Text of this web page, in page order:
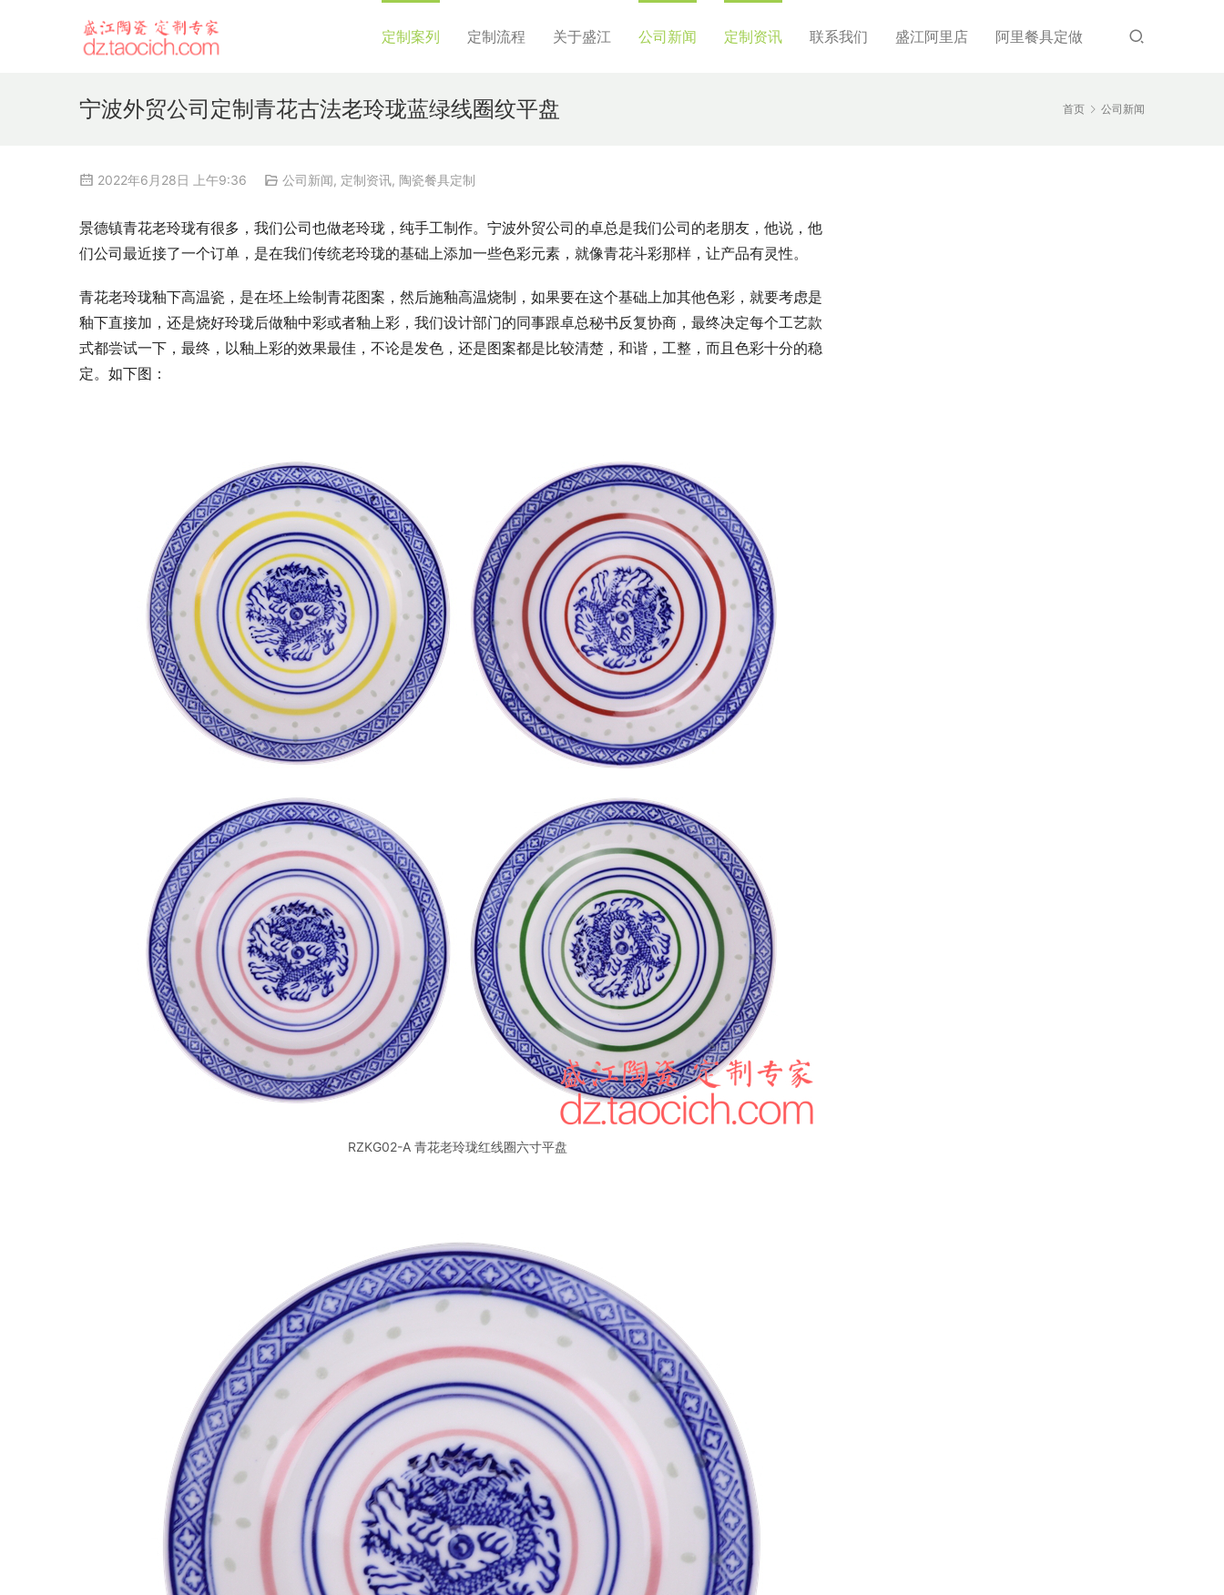
定制案列 定制流程 关于盛江 公司新闻 定制资讯 联系我们 盛江阿里店 阿里餐具定做
首页 公司新闻
宁波外贸公司定制青花古法老玲珑蓝绿线圈纹平盘
2022年6月28日 上午9:36 公司新闻, 定制资讯, 陶瓷餐具定制
景德镇青花老玲珑有很多，我们公司也做老玲珑，纯手工制作。宁波外贸公司的卓总是我们公司的老朋友，他说，他
们公司最近接了一个订单，是在我们传统老玲珑的基础上添加一些色彩元素，就像青花斗彩那样，让产品有灵性。
青花老玲珑釉下高温瓷，是在坯上绘制青花图案，然后施釉高温烧制，如果要在这个基础上加其他色彩，就要考虑是
釉下直接加，还是烧好玲珑后做釉中彩或者釉上彩，我们设计部门的同事跟卓总秘书反复协商，最终决定每个工艺款
式都尝试一下，最终，以釉上彩的效果最佳，不论是发色，还是图案都是比较清楚，和谐，工整，而且色彩十分的稳
定。如下图：
RZKG02-A 青花老玲珑红线圈六寸平盘